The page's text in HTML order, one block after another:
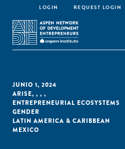
LOGIN REQUEST LOGIN
JUNIO 1, 2024
ARISE,
ENTREPRENEURIAL ECOSYSTEMS
,
GENDER
,
LATIN AMERICA & CARIBBEAN
,
MEXICO